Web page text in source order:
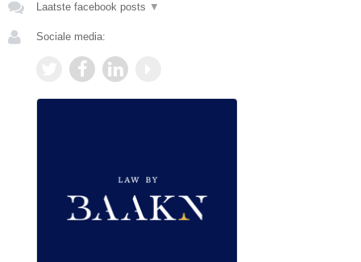
Laatste facebook posts ▼
Sociale media: